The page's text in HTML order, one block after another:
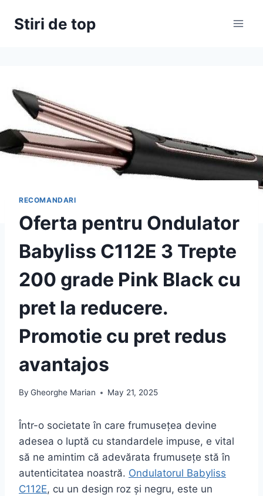
Stiri de top
RECOMANDARI
Oferta pentru Ondulator
Babyliss C112E 3 Trepte
200 grade Pink Black cu
pret la reducere.
Promotie cu pret redus
avantajos
By Gheorghe Marian May 21, 2025
Într-o societate în care frumusețea devine
adesea o luptă cu standardele impuse, e vital
să ne amintim că adevărata frumusețe stă în
autenticitatea noastră. Ondulatorul Babyliss
C112E, cu un design roz și negru, este un